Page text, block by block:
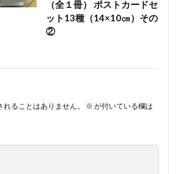
（全１冊） ポストカードセ
ット13種（14×10㎝）その
②
ることはありません。 ※ が付いている欄は